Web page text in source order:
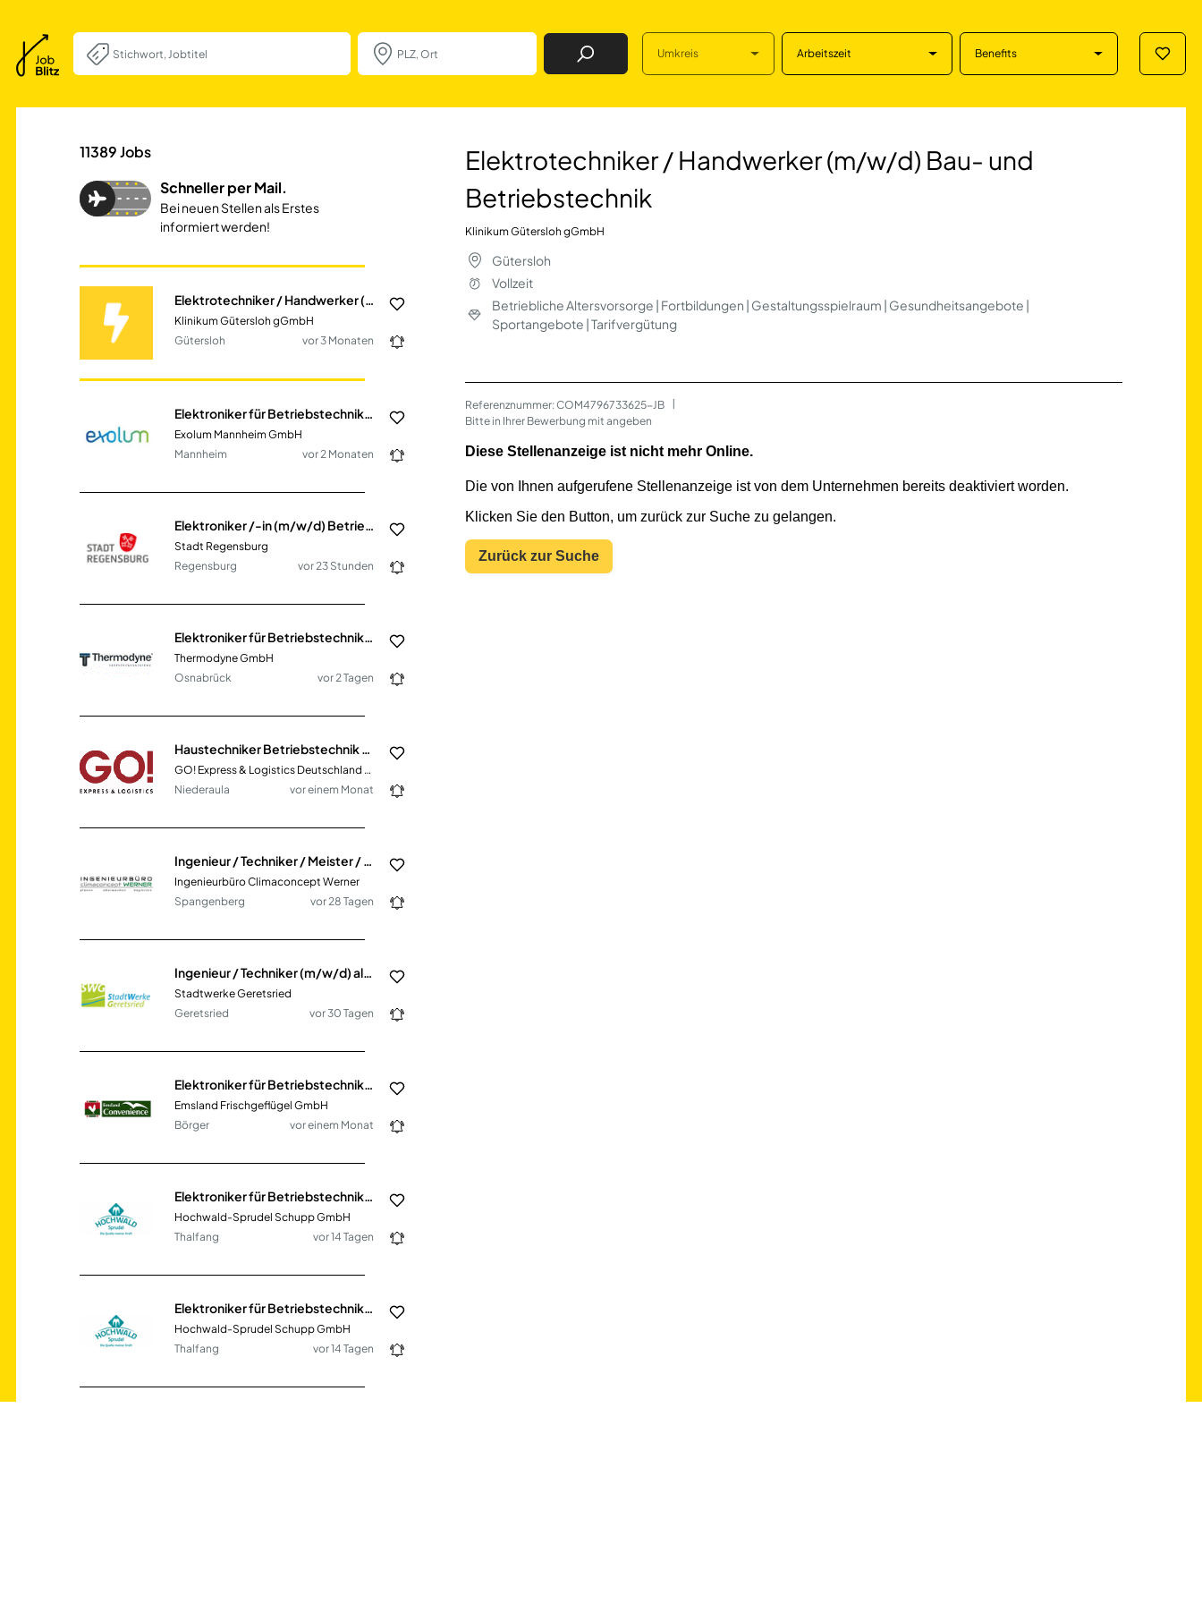
Job Finden Umkreis Arbeitszeit Benefits
Elektrotechniker / Handwerker (m/w/d) Bau- und
11389Jobs
Schneller per Mail.
Bei neuen Stellen als Erstes
informiert werden!
Elektrotechniker / Handwerker (m/w/d) Bau- und Betriebstechnik
Klinikum Gütersloh gGmbH
Gütersloh
vor 3 Monaten
Elektroniker für Betriebstechnik / Elektroniker als Teamleiter (w/m/d) - Instandhaltung
Exolum Mannheim GmbH
Mannheim
vor 2 Monaten
Stadt Regensburg
Regensburg
vor 23 Stunden
Elektroniker für Betriebstechnik / Automatisierungstechnik in der Instandhaltung (m/w/d)
Thermodyne GmbH
Osnabrück
vor 2 Tagen
GO! Express & Logistics Deutschland GmbH
Niederaula
vor einem Monat
Ingenieurbüro Climaconcept Werner
Spangenberg
vor 28 Tagen
Ingenieur / Techniker (m/w/d) als Sachgebietsleiter Planung und Bau
Stadtwerke Geretsried
Geretsried
vor 30 Tagen
Elektroniker für Betriebstechnik (m/w/d)
Emsland Frischgeflügel GmbH
Börger
vor einem Monat
Elektroniker für Betriebstechnik (m/w/d)
Hochwald-Sprudel Schupp GmbH
Thalfang
vor 14 Tagen
Elektroniker für Betriebstechnik (m/w/d)
Hochwald-Sprudel Schupp GmbH
Thalfang
vor 14 Tagen
Elektrotechniker / Handwerker (m/w/d) Bau- und
Betriebstechnik
Klinikum Gütersloh gGmbH
Gütersloh
Vollzeit
Betriebliche Altersvorsorge | Fortbildungen | Gestaltungsspielraum | Gesundheitsangebote |
Sportangebote | Tarifvergütung
Referenznummer: COM4796733625-JB
Bitte in Ihrer Bewerbung mit angeben